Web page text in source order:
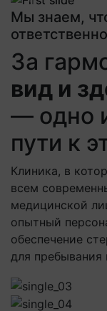
Previous
Мы знаем,
За
вид и
— одно
пути к
Клиника, в
всем
медицинской
опытный
обеспечение
для пребывания